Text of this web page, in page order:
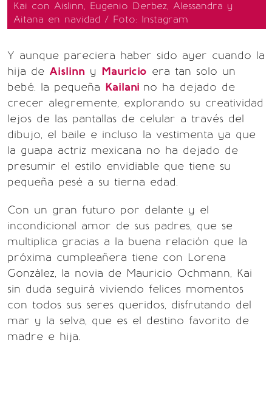
Kai con Aislinn, Eugenio Derbez, Alessandra y
Aitana en navidad / Foto: Instagram
Y aunque pareciera haber sido ayer cuando la
hija de Aislinn y Mauricio era tan solo un
bebé. la pequeña Kailani no ha dejado de
crecer alegremente, explorando su creatividad
lejos de las pantallas de celular a través del
dibujo, el baile e incluso la vestimenta ya que
la guapa actriz mexicana no ha dejado de
presumir el estilo envidiable que tiene su
pequeña pesé a su tierna edad.
Con un gran futuro por delante y el
incondicional amor de sus padres, que se
multiplica gracias a la buena relación que la
próxima cumpleañera tiene con Lorena
González, la novia de Mauricio Ochmann, Kai
sin duda seguirá viviendo felices momentos
con todos sus seres queridos, disfrutando del
mar y la selva, que es el destino favorito de
madre e hija.